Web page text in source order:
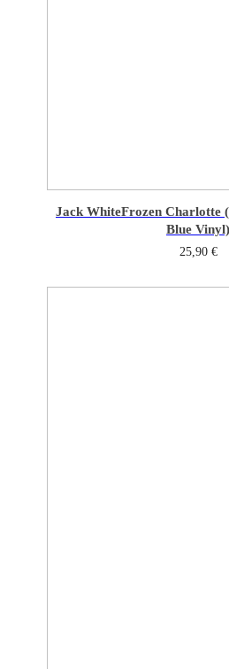
Jack WhiteFrozen Charlotte
Blue Vinyl)
25,90 €